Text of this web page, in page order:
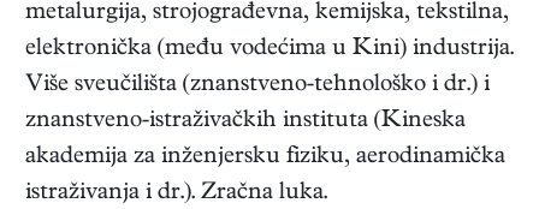
metalurgija, strojograđevna, kemijska, tekstilna,
elektronička (među vodećima u Kini) industrija.
Više sveučilišta (znanstveno-tehnološko i dr.) i
znanstveno-istraživačkih instituta (Kineska
akademija za inženjersku fiziku, aerodinamička
istraživanja i dr.). Zračna luka.